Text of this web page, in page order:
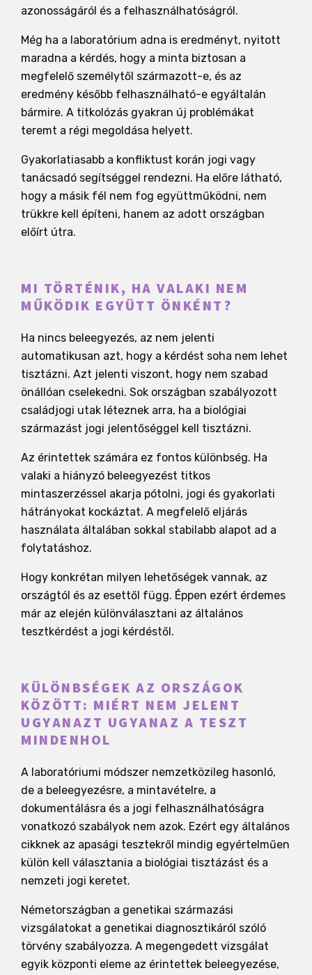
azonosságáról és a felhasználhatóságról.
Még ha a laboratórium adna is eredményt, nyitott
maradna a kérdés, hogy a minta biztosan a
megfelelő személytől származott-e, és az
eredmény később felhasználható-e egyáltalán
bármire. A titkolózás gyakran új problémákat
teremt a régi megoldása helyett.
Gyakorlatiasabb a konfliktust korán jogi vagy
tanácsadó segítséggel rendezni. Ha előre látható,
hogy a másik fél nem fog együttműködni, nem
trükkre kell építeni, hanem az adott országban
előírt útra.
MI TÖRTÉNIK, HA VALAKI NEM
MŰKÖDIK EGYÜTT ÖNKÉNT?
Ha nincs beleegyezés, az nem jelenti
automatikusan azt, hogy a kérdést soha nem lehet
tisztázni. Azt jelenti viszont, hogy nem szabad
önállóan cselekedni. Sok országban szabályozott
családjogi utak léteznek arra, ha a biológiai
származást jogi jelentőséggel kell tisztázni.
Az érintettek számára ez fontos különbség. Ha
valaki a hiányzó beleegyezést titkos
mintaszerzéssel akarja pótolni, jogi és gyakorlati
hátrányokat kockáztat. A megfelelő eljárás
használata általában sokkal stabilabb alapot ad a
folytatáshoz.
Hogy konkrétan milyen lehetőségek vannak, az
országtól és az esettől függ. Éppen ezért érdemes
már az elején különválasztani az általános
tesztkérdést a jogi kérdéstől.
KÜLÖNBSÉGEK AZ ORSZÁGOK
KÖZÖTT: MIÉRT NEM JELENT
UGYANAZT UGYANAZ A TESZT
MINDENHOL
A laboratóriumi módszer nemzetközileg hasonló,
de a beleegyezésre, a mintavételre, a
dokumentálásra és a jogi felhasználhatóságra
vonatkozó szabályok nem azok. Ezért egy általános
cikknek az apasági tesztekről mindig egyértelműen
külön kell választania a biológiai tisztázást és a
nemzeti jogi keretet.
Németországban a genetikai származási
vizsgálatokat a genetikai diagnosztikáról szóló
törvény szabályozza. A megengedett vizsgálat
egyik központi eleme az érintettek beleegyezése,